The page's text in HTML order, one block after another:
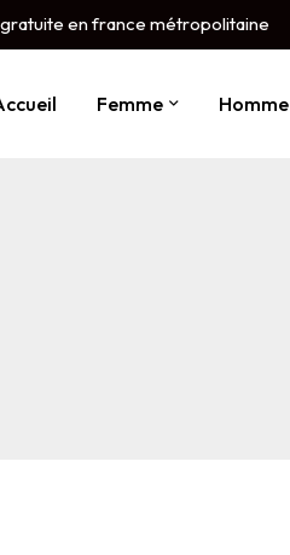
en france métropolitaine
Femme Homme